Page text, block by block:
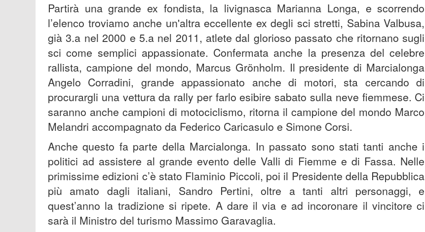
Partirà una grande ex fondista, la livignasca Marianna Longa, e scorrendo
l’elenco troviamo anche un'altra eccellente ex degli sci stretti, Sabina Valbusa,
già 3.a nel 2000 e 5.a nel 2011, atlete dal glorioso passato che ritornano sugli
sci come semplici appassionate. Confermata anche la presenza del celebre
rallista, campione del mondo, Marcus Grönholm. Il presidente di Marcialonga
Angelo Corradini, grande appassionato anche di motori, sta cercando di
procurargli una vettura da rally per farlo esibire sabato sulla neve fiemmese. Ci
saranno anche campioni di motociclismo, ritorna il campione del mondo Marco
Melandri accompagnato da Federico Caricasulo e Simone Corsi.
Anche questo fa parte della Marcialonga. In passato sono stati tanti anche i
politici ad assistere al grande evento delle Valli di Fiemme e di Fassa. Nelle
primissime edizioni c’è stato Flaminio Piccoli, poi il Presidente della Repubblica
più amato dagli italiani, Sandro Pertini, oltre a tanti altri personaggi, e
quest’anno la tradizione si ripete. A dare il via e ad incoronare il vincitore ci
sarà il Ministro del turismo Massimo Garavaglia.